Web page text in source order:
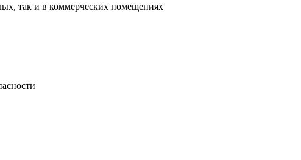
так и в коммерческих помещениях